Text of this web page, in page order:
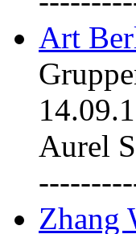
Art
Aurel
Zhang